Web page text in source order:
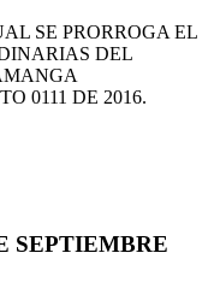
SE PRORROGA EL
DEL
0111 DE 2016.
SEPTIEMBRE